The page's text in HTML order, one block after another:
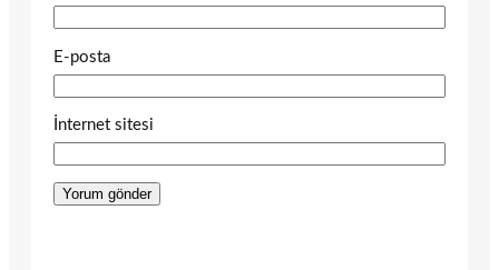
E-posta
İnternet sitesi